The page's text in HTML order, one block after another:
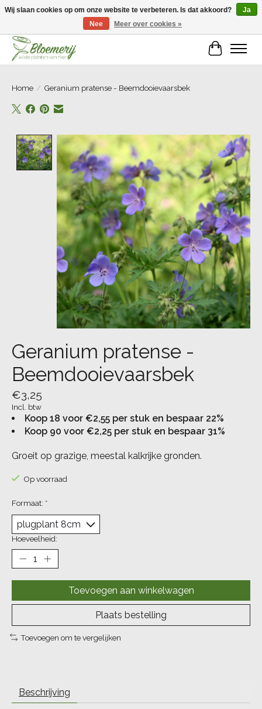
Home / Geranium pratense - Beemdooievaarsbek
Product image slideshow Items
Geranium pratense -
Beemdooievaarsbek
€3,25
Incl. btw
Koop 18 voor €2,55 per stuk en bespaar 22%
Koop 90 voor €2,25 per stuk en bespaar 31%
Groeit op grazige, meestal kalkrijke gronden.
Op voorraad
Formaat: *
Hoeveelheid:
Toevoegen aan winkelwagen
Plaats bestelling
Toevoegen om te vergelijken
Beschrijving
Wij slaan cookies op om onze website te verbeteren. Is dat akkoord?
Ja
Nee
Meer over cookies »